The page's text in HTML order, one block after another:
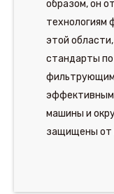
образом, он
технологиям
этой
стандарты
машины и
защищены от